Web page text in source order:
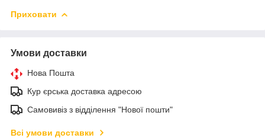
Приховати
Умови доставки
Нова Пошта
Кур єрська доставка адресою
Самовивіз з відділення "Нової пошти"
Всі умови доставки